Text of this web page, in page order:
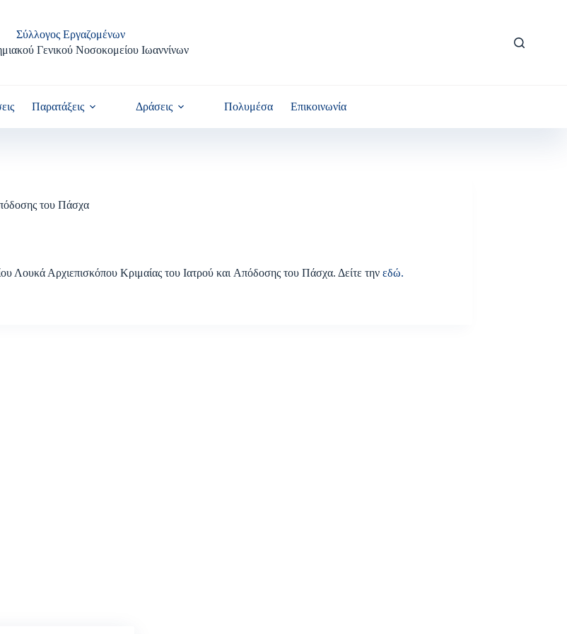
Σύλλογος Εργαζομένων
Γενικού Νοσοκομείου Ιωαννίνων
Παρατάξεις Δράσεις Πολυμέσα Επικοινωνία
του Πάσχα
Λουκά Αρχιεπισκόπου Κριμαίας του Ιατρού και Απόδοσης του Πάσχα. Δείτε την εδώ.